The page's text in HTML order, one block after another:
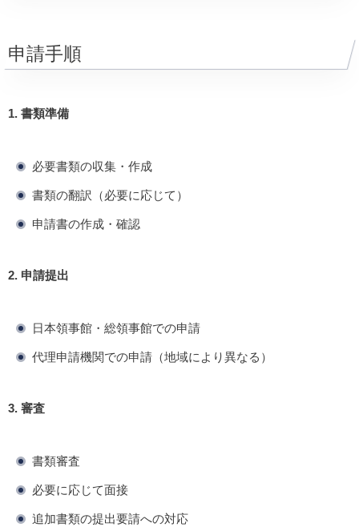
申請手順
1. 書類準備
必要書類の収集・作成
書類の翻訳（必要に応じて）
申請書の作成・確認
2. 申請提出
日本領事館・総領事館での申請
代理申請機関での申請（地域により異なる）
3. 審査
書類審査
必要に応じて面接
追加書類の提出要請への対応